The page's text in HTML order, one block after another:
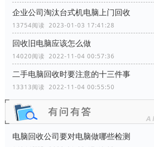
企业公司淘汰台式机电脑上门回收
13754阅读 2023-01-03 17:41:28
回收旧电脑应该怎么做
14020阅读 2022-11-04 00:57:36
二手电脑回收时要注意的十三件事
13313阅读 2022-11-04 00:55:50
电脑回收公司要对电脑做哪些检测